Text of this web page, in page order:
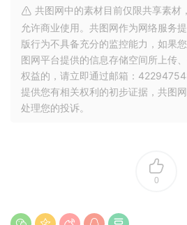
共图网中的素材目前仅限共享素材
允许商业使用。共图网作为网络服务
版行为不具备充分的监控能力，如果
图网平台提供的信息存储空间所上传
权益的，请立即通过邮箱：
提供您有相关权利的初步证据，共图
处理您的投诉。
0